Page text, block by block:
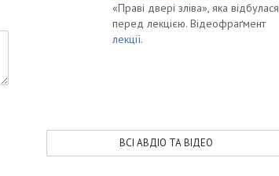
«Праві двері зліва», яка відбулася
перед лекцією. Відеофраґмент
лекції.
ВСІ АВДІО ТА ВІДЕО